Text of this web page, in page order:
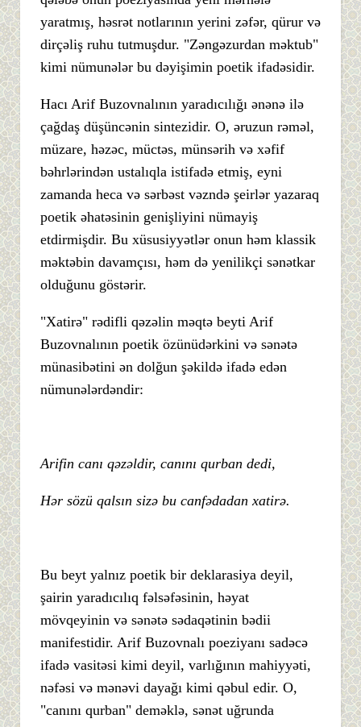
yaratmış, həsrət notlarının yerini zəfər, qürur və
dirçəliş ruhu tutmuşdur. "Zəngəzurdan məktub"
kimi nümunələr bu dəyişimin poetik ifadəsidir.
Hacı Arif Buzovnalının yaradıcılığı ənənə ilə
çağdaş düşüncənin sintezidir. O, əruzun rəməl,
müzare, həzəc, müctəs, münsərih və xəfif
bəhrlərindən ustalıqla istifadə etmiş, eyni
zamanda heca və sərbəst vəzndə şeirlər yazaraq
poetik əhatəsinin genişliyini nümayiş
etdirmişdir. Bu xüsusiyyətlər onun həm klassik
məktəbin davamçısı, həm də yenilikçi sənətkar
olduğunu göstərir.
"Xatirə" rədifli qəzəlin məqtə beyti Arif
Buzovnalının poetik özünüdərkini və sənətə
münasibətini ən dolğun şəkildə ifadə edən
nümunələrdəndir:
Arifin canı qəzəldir, canını qurban dedi,
Hər sözü qalsın sizə bu canfədadan xatirə.
Bu beyt yalnız poetik bir deklarasiya deyil,
şairin yaradıcılıq fəlsəfəsinin, həyat
mövqeyinin və sənətə sədaqətinin bədii
manifestidir. Arif Buzovnalı poeziyanı sadəcə
ifadə vasitəsi kimi deyil, varlığının mahiyyəti,
nəfəsi və mənəvi dayağı kimi qəbul edir. O,
"canını qurban" deməklə, sənət uğrunda